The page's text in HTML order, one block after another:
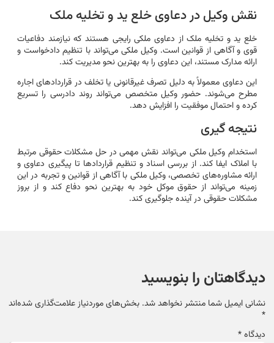
نقش وکیل در دعاوی خلع ید و تخلیه ملک
خلع ید و تخلیه ملک از دعاوی ملکی رایجی هستند که نیازمند دفاعیات
قوی و آگاهی از قوانین است. وکیل ملکی می‌تواند با تنظیم دادخواست و
ارائه مدارک مستند، این دعاوی را به بهترین نحو مدیریت کند.
این دعاوی معمولاً به دلیل تصرف غیرقانونی یا تخلف در قراردادهای اجاره
مطرح می‌شوند. حضور وکیل متخصص می‌تواند روند دادرسی را تسریع
کرده و احتمال موفقیت را افزایش دهد.
نتیجه گیری
استخدام وکیل ملکی می‌تواند نقش مهمی در حل مشکلات حقوقی مرتبط
با املاک ایفا کند. از بررسی اسناد و تنظیم قراردادها تا پیگیری دعاوی و
ارائه مشاوره‌های تخصصی، وکیل ملکی با آگاهی از قوانین و تجربه در این
زمینه می‌تواند از حقوق موکل خود به بهترین نحو دفاع کند و از بروز
مشکلات حقوقی در آینده جلوگیری کند.
دیدگاهتان را بنویسید
نشانی ایمیل شما منتشر نخواهد شد. بخش‌های موردنیاز علامت‌گذاری شده‌اند
*
دیدگاه*